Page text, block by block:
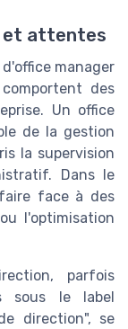
et attentes
manager
des
Un office
de la gestion
la supervision
Dans le
face à des
l'optimisation
parfois
sous le label
direction", se